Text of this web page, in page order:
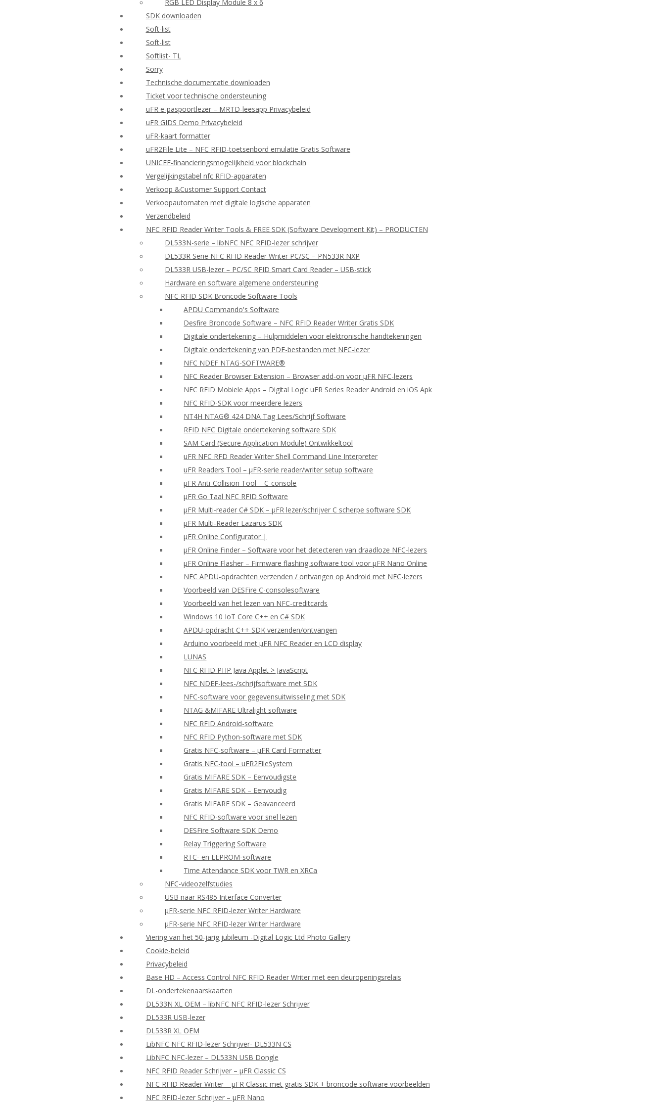
RGB LED Display Module 8 x 6
SDK downloaden
Soft-list
Soft-list
Softlist- TL
Sorry
Technische documentatie downloaden
Ticket voor technische ondersteuning
uFR e-paspoortlezer – MRTD-leesapp Privacybeleid
uFR GIDS Demo Privacybeleid
uFR-kaart formatter
uFR2File Lite – NFC RFID-toetsenbord emulatie Gratis Software
UNICEF-financieringsmogelijkheid voor blockchain
Vergelijkingstabel nfc RFID-apparaten
Verkoop &Customer Support Contact
Verkoopautomaten met digitale logische apparaten
Verzendbeleid
NFC RFID Reader Writer Tools & FREE SDK (Software Development Kit) – PRODUCTEN
DL533N-serie – libNFC NFC RFID-lezer schrijver
DL533R Serie NFC RFID Reader Writer PC/SC – PN533R NXP
DL533R USB-lezer – PC/SC RFID Smart Card Reader – USB-stick
Hardware en software algemene ondersteuning
NFC RFID SDK Broncode Software Tools
APDU Commando's Software
Desfire Broncode Software – NFC RFID Reader Writer Gratis SDK
Digitale ondertekening – Hulpmiddelen voor elektronische handtekeningen
Digitale ondertekening van PDF-bestanden met NFC-lezer
NFC NDEF NTAG-SOFTWARE®
NFC Reader Browser Extension – Browser add-on voor μFR NFC-lezers
NFC RFID Mobiele Apps – Digital Logic uFR Series Reader Android en iOS Apk
NFC RFID-SDK voor meerdere lezers
NT4H NTAG® 424 DNA Tag Lees/Schrijf Software
RFID NFC Digitale ondertekening software SDK
SAM Card (Secure Application Module) Ontwikkeltool
uFR NFC RFD Reader Writer Shell Command Line Interpreter
uFR Readers Tool – μFR-serie reader/writer setup software
μFR Anti-Collision Tool – C-console
μFR Go Taal NFC RFID Software
μFR Multi-reader C# SDK – μFR lezer/schrijver C scherpe software SDK
μFR Multi-Reader Lazarus SDK
μFR Online Configurator |
μFR Online Finder – Software voor het detecteren van draadloze NFC-lezers
μFR Online Flasher – Firmware flashing software tool voor μFR Nano Online
NFC APDU-opdrachten verzenden / ontvangen op Android met NFC-lezers
Voorbeeld van DESFire C-consolesoftware
Voorbeeld van het lezen van NFC-creditcards
Windows 10 IoT Core C++ en C# SDK
APDU-opdracht C++ SDK verzenden/ontvangen
Arduino voorbeeld met μFR NFC Reader en LCD display
LUNAS
NFC RFID PHP Java Applet > JavaScript
NFC NDEF-lees-/schrijfsoftware met SDK
NFC-software voor gegevensuitwisseling met SDK
NTAG &MIFARE Ultralight software
NFC RFID Android-software
NFC RFID Python-software met SDK
Gratis NFC-software – μFR Card Formatter
Gratis NFC-tool – uFR2FileSystem
Gratis MIFARE SDK – Eenvoudigste
Gratis MIFARE SDK – Eenvoudig
Gratis MIFARE SDK – Geavanceerd
NFC RFID-software voor snel lezen
DESFire Software SDK Demo
Relay Triggering Software
RTC- en EEPROM-software
Time Attendance SDK voor TWR en XRCa
NFC-videozelfstudies
USB naar RS485 Interface Converter
μFR-serie NFC RFID-lezer Writer Hardware
μFR-serie NFC RFID-lezer Writer Hardware
Viering van het 50-jarig jubileum -Digital Logic Ltd Photo Gallery
Cookie-beleid
Privacybeleid
Base HD – Access Control NFC RFID Reader Writer met een deuropeningsrelais
DL-ondertekenaarskaarten
DL533N XL OEM – libNFC NFC RFID-lezer Schrijver
DL533R USB-lezer
DL533R XL OEM
LibNFC NFC RFID-lezer Schrijver- DL533N CS
LibNFC NFC-lezer – DL533N USB Dongle
NFC RFID Reader Schrijver – μFR Classic CS
NFC RFID Reader Writer – μFR Classic met gratis SDK + broncode software voorbeelden
NFC RFID-lezer Schrijver – μFR Nano